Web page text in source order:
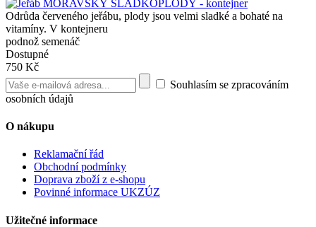
Odrůda červeného jeřábu, plody jsou velmi sladké a bohaté na
vitamíny. V kontejneru
podnož semenáč
Dostupné
750 Kč
Souhlasím se zpracováním
osobních údajů
O nákupu
Reklamační řád
Obchodní podmínky
Doprava zboží z e-shopu
Povinné informace UKZÚZ
Užitečné informace